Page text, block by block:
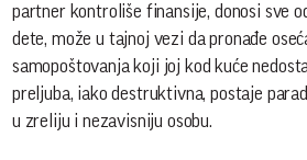
partner kontroliše finansije, donosi sve
dete, može u tajnoj vezi da pronađe
samopoštovanja koji joj kod kuće
preljuba, iako destruktivna, postaje
u zreliju i nezavisniju osobu.